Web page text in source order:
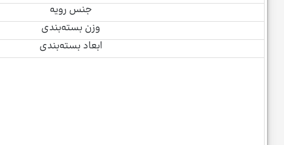
جنس رویه
وزن بسته‌بندی
ابعاد بسته‌بندی